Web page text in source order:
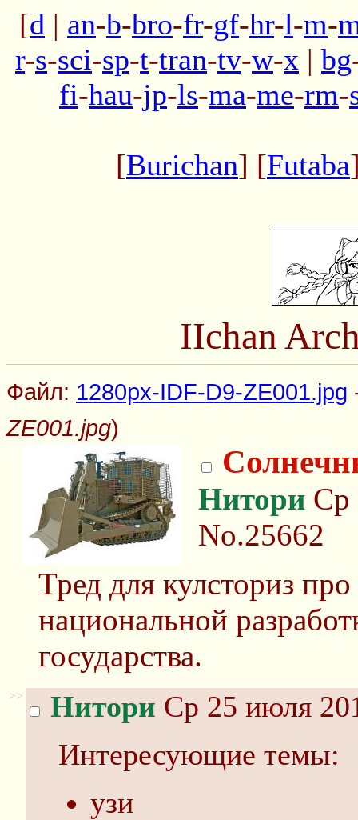
[d | an-b-bro-fr-gf-hr-l-m-
r-s-sci-sp-t-tran-tv-w-x | bg
fi-hau-jp-ls-ma-me-rm-
[Burichan] [Futaba
IIchan
Файл: 1280px-IDF-D9-ZE001.jpg
ZE001.jpg)
Нитори Ср
No.25662
Тред для кулсториз
национальной
государства.
>> Нитори Ср 25 июля
Интересующие темы:
узи